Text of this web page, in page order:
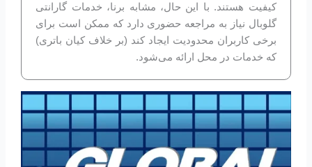
کیفیت هستند. با این حال، مشابه برنا، خدمات گارانتی
گلوبال نیاز به مراجعه حضوری دارد که ممکن است برای
برخی کاربران محدودیت ایجاد کند (بر خلاف کیان باتری)
که خدمات در محل ارائه می‌شود.